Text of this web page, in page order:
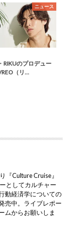
ニュース
RIKUのプロデュー
（リ…
『Culture Cruise』
としてカルチャー
動経済学についての
売中。ライブレポー
ムからお願いしま